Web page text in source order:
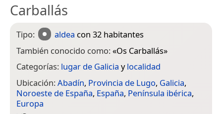
Carballás
Tipo: aldea con 32 habitantes
También conocido como:«Os Carballás»
Categorías: lugar de Galicia ylocalidad
Ubicación:Abadín, Provincia de Lugo, Galicia,
Noroeste de España, España, Península ibérica,
Europa